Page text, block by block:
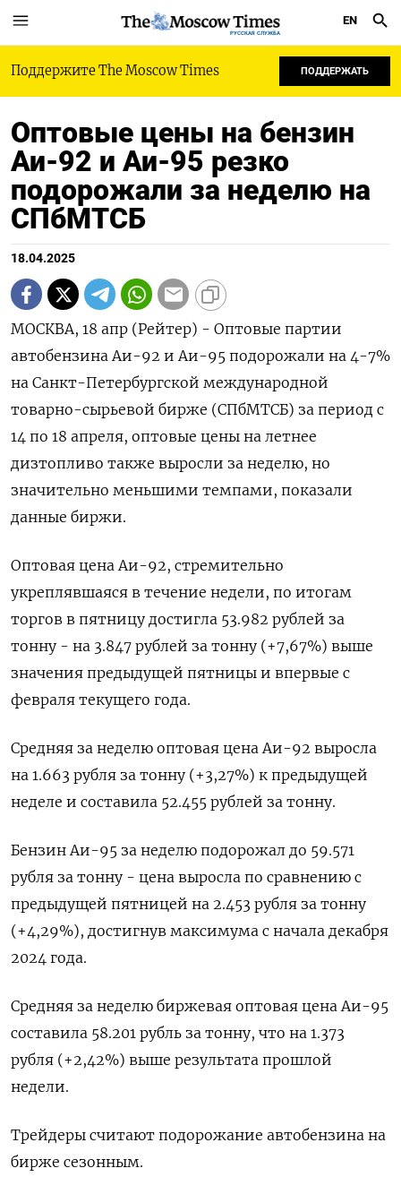
РУССКАЯ СЛУЖБА
EN
Поддержите The Moscow Times ПОДДЕРЖАТЬ
Оптовые цены на бензин
Аи-92 и Аи-95 резко
подорожали за неделю на
СПбМТСБ
18.04.2025
МОСКВА, 18 апр (Рейтер) - Оптовые партии
автобензина Аи-92 и Аи-95 подорожали на 4-7%
на Санкт-Петербургской международной
товарно-сырьевой бирже (СПбМТСБ) за период с
14 по 18 апреля, оптовые цены на летнее
дизтопливо также выросли за неделю, но
значительно меньшими темпами, показали
данные биржи.
Оптовая цена Аи-92, стремительно
укреплявшаяся в течение недели, по итогам
торгов в пятницу достигла 53.982 рублей за
тонну - на 3.847 рублей за тонну (+7,67%) выше
значения предыдущей пятницы и впервые с
февраля текущего года.
Средняя за неделю оптовая цена Аи-92 выросла
на 1.663 рубля за тонну (+3,27%) к предыдущей
неделе и составила 52.455 рублей за тонну.
Бензин Аи-95 за неделю подорожал до 59.571
рубля за тонну - цена выросла по сравнению с
предыдущей пятницей на 2.453 рубля за тонну
(+4,29%), достигнув максимума с начала декабря
2024 года.
Средняя за неделю биржевая оптовая цена Аи-95
составила 58.201 рубль за тонну, что на 1.373
рубля (+2,42%) выше результата прошлой
недели.
Трейдеры считают подорожание автобензина на
бирже сезонным.